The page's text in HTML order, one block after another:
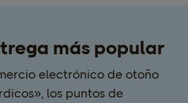
más popular
electrónico de otoño
los puntos de